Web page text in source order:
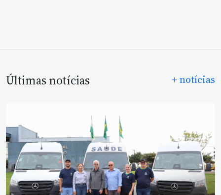
Últimas notícias + notícias